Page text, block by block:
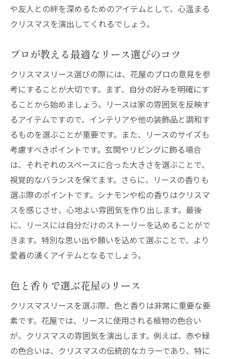
クリスマスリース選びのポイントと知恵
花屋が教えるリースの選び方とポイント
花屋直伝のクリスマスリース選びの秘訣
花屋の知恵を活かしたリース選び
プロの花屋が教えるリース選びのコツ
花屋おすすめのクリスマスリース特集
花屋が選ぶおすすめリース特集
プロが薦めるクリスマスリース特集
花屋のおすすめリースを徹底紹介
クリスマスにぴったりの花屋のリース特集
選び方が光る花屋の特選リース
花屋が厳選したリースの魅力特集
花屋が贈る特別なクリスマスリース
花屋が贈る特別なリースの選び方
花屋が心を込めた特別なリースの魅力
贈り物に最適な花屋の特別リース
花屋が提案する特別なクリスマス装飾
心に響く花屋の特製クリスマスリース
クリスマスリースで心を彩る花屋の提案
や友人との絆を深めるためのアイテムとして、心温まる
クリスマスを演出してくれるでしょう。
プロが教える最適なリース選びのコツ
クリスマスリース選びの際には、花屋のプロの意見を参
考にすることが大切です。まず、自分の好みを明確にす
ることから始めましょう。リースは家の雰囲気を反映す
るアイテムですので、インテリアや他の装飾品と調和す
るものを選ぶことが重要です。また、リースのサイズも
考慮すべきポイントです。玄関やリビングに飾る場合
は、それぞれのスペースに合った大きさを選ぶことで、
視覚的なバランスを保てます。さらに、リースの香りも
選ぶ際のポイントです。シナモンや松の香りはクリスマ
スを感じさせ、心地よい雰囲気を作り出します。最後
に、リースには自分だけのストーリーを込めることがで
きます。特別な思い出や願いを込めて選ぶことで、より
愛着の湧くアイテムとなるでしょう。
色と香りで選ぶ花屋のリース
クリスマスリースを選ぶ際、色と香りは非常に重要な要
素です。花屋では、リースに使用される植物の色合い
が、クリスマスの雰囲気を演出します。例えば、赤や緑
の色合いは、クリスマスの伝統的なカラーであり、特に